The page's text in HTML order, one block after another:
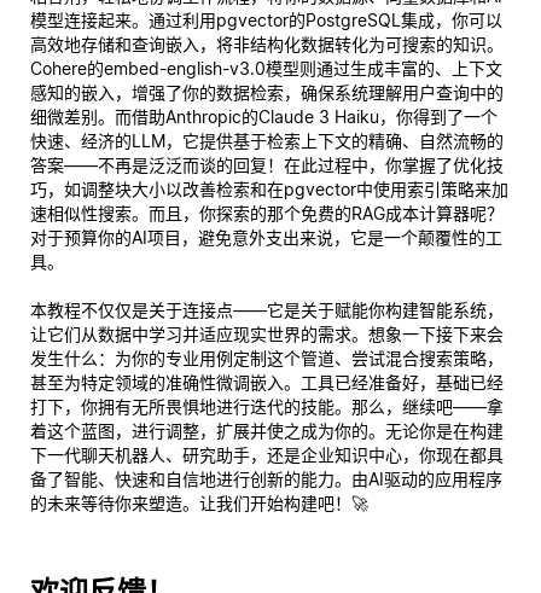
模型连接起来。通过利用pgvector的PostgreSQL集成，你可以
高效地存储和查询嵌入，将非结构化数据转化为可搜索的知识。
Cohere的embed-english-v3.0模型则通过生成丰富的、上下文
感知的嵌入，增强了你的数据检索，确保系统理解用户查询中的
细微差别。而借助Anthropic的Claude 3 Haiku，你得到了一个
快速、经济的LLM，它提供基于检索上下文的精确、自然流畅的
答案——不再是泛泛而谈的回复！在此过程中，你掌握了优化技
巧，如调整块大小以改善检索和在pgvector中使用索引策略来加
速相似性搜索。而且，你探索的那个免费的RAG成本计算器呢？
对于预算你的AI项目，避免意外支出来说，它是一个颠覆性的工
具。
本教程不仅仅是关于连接点——它是关于赋能你构建智能系统，
让它们从数据中学习并适应现实世界的需求。想象一下接下来会
发生什么：为你的专业用例定制这个管道、尝试混合搜索策略，
甚至为特定领域的准确性微调嵌入。工具已经准备好，基础已经
打下，你拥有无所畏惧地进行迭代的技能。那么，继续吧——拿
着这个蓝图，进行调整，扩展并使之成为你的。无论你是在构建
下一代聊天机器人、研究助手，还是企业知识中心，你现在都具
备了智能、快速和自信地进行创新的能力。由AI驱动的应用程序
的未来等待你来塑造。让我们开始构建吧！🚀